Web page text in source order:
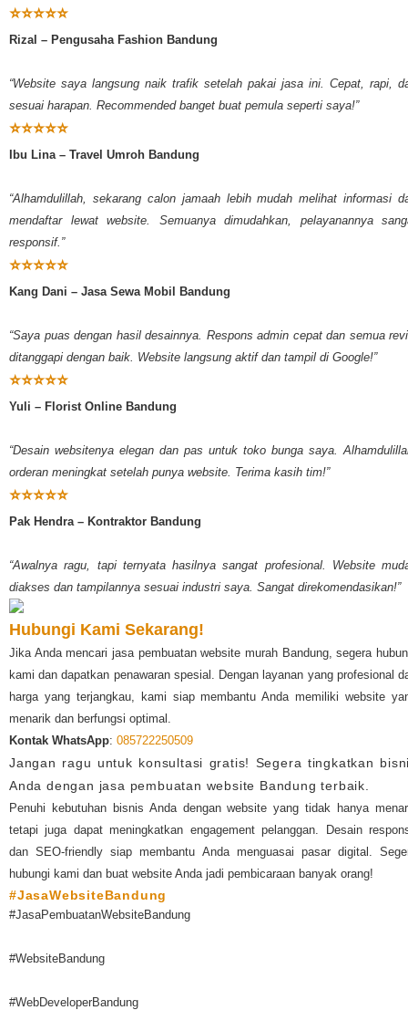
⭐⭐⭐⭐⭐
Rizal – Pengusaha Fashion Bandung
“Website saya langsung naik trafik setelah pakai jasa ini. Cepat, rapi,
sesuai harapan. Recommended banget buat pemula seperti saya!”
⭐⭐⭐⭐⭐
Ibu Lina – Travel Umroh Bandung
“Alhamdulillah, sekarang calon jamaah lebih mudah melihat informasi
mendaftar lewat website. Semuanya dimudahkan, pelayanannya
responsif.”
⭐⭐⭐⭐⭐
Kang Dani – Jasa Sewa Mobil Bandung
“Saya puas dengan hasil desainnya. Respons admin cepat dan semua
ditanggapi dengan baik. Website langsung aktif dan tampil di Google!”
⭐⭐⭐⭐⭐
Yuli – Florist Online Bandung
“Desain websitenya elegan dan pas untuk toko bunga saya.
orderan meningkat setelah punya website. Terima kasih tim!”
⭐⭐⭐⭐⭐
Pak Hendra – Kontraktor Bandung
“Awalnya ragu, tapi ternyata hasilnya sangat profesional. Website
diakses dan tampilannya sesuai industri saya. Sangat direkomendasikan!”
Hubungi Kami Sekarang!
Jika Anda mencari jasa pembuatan website murah Bandung, segera
kami dan dapatkan penawaran spesial. Dengan layanan yang profesional
harga yang terjangkau, kami siap membantu Anda memiliki website
menarik dan berfungsi optimal.
Kontak WhatsApp: 085722250509
Jangan ragu untuk konsultasi gratis! Segera tingkatkan
Anda dengan jasa pembuatan website Bandung terbaik.
Penuhi kebutuhan bisnis Anda dengan website yang tidak hanya
tetapi juga dapat meningkatkan engagement pelanggan. Desain
dan SEO-friendly siap membantu Anda menguasai pasar digital.
hubungi kami dan buat website Anda jadi pembicaraan banyak orang!
#JasaWebsiteBandung
#JasaPembuatanWebsiteBandung
#WebsiteBandung
#WebDeveloperBandung